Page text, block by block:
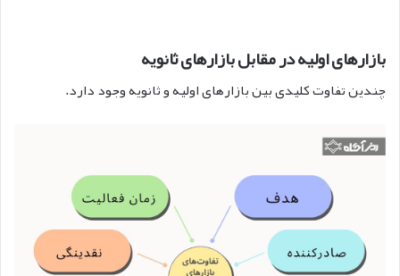
بازارهای اولیه در مقابل بازارهای ثانویه
چندین تفاوت کلیدی بین بازارهای اولیه و ثانویه وجود دارد.